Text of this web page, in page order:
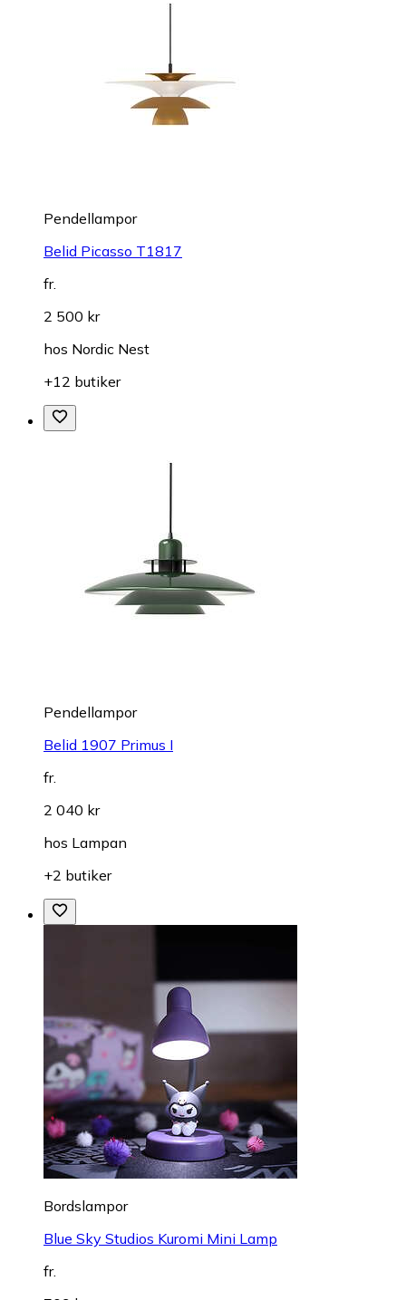
Pendellampor
Belid Picasso T1817
fr.
2 500 kr
hos Nordic Nest
+12 butiker
Pendellampor
Belid 1907 Primus I
fr.
2 040 kr
hos Lampan
+2 butiker
Bordslampor
Blue Sky Studios Kuromi Mini Lamp
fr.